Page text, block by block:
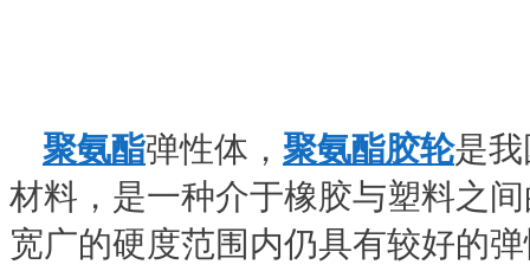
聚氨酯弹性体， 聚氨酯胶轮是
材料，是一种介于橡胶与塑料之
宽广的硬度范围内仍具有较好的